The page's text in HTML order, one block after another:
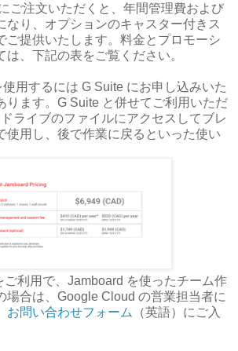
ご注文いただくと、年間管理費および
なり、オプションのキャスター付きス
ご提供いたします。料金とプロモーシ
は、下記の表をご覧ください。
用するには G Suite にお申し込みいた
ります。G Suite と併せてご利用いただ
ライブのファイルにアクセスしてブレ
使用し、後で作業に戻るといった使い
ご利用で、Jamboard を使ったチーム作
場合は、Google Cloud の営業担当者に
お問い合わせフォーム
（英語）にご入